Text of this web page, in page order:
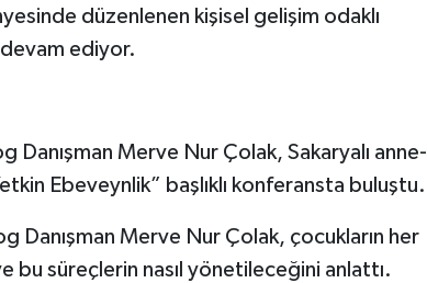
düzenlenen kişisel gelişim odaklı
ediyor.
Danışman Merve Nur Çolak, Sakaryalı anne-
Ebeveynlik” başlıklı konferansta buluştu.
Danışman Merve Nur Çolak, çocukların her
bu süreçlerin nasıl yönetileceğini anlattı.